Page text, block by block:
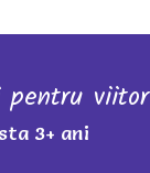
pentru viitor
3+ ani